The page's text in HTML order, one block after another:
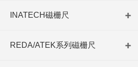
INATECH磁栅尺
REDA/ATEK系列磁栅尺